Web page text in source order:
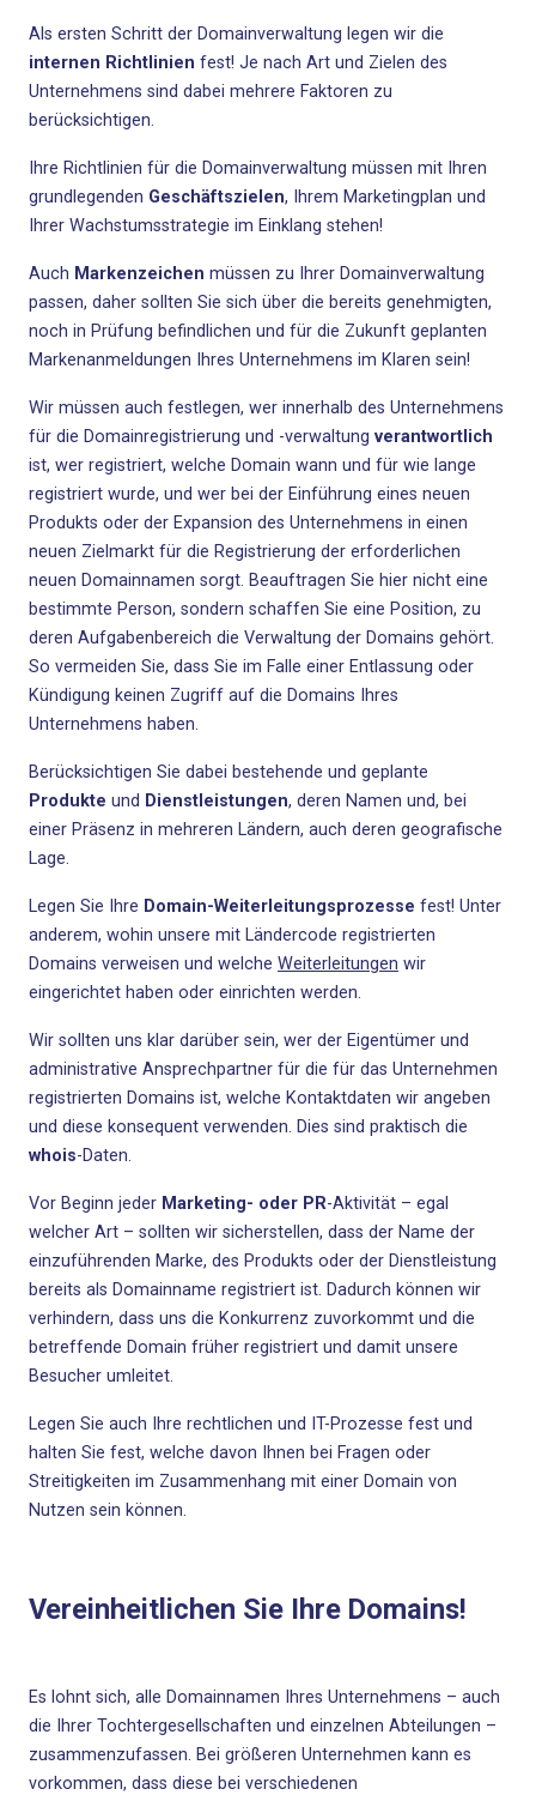
Als ersten Schritt der Domainverwaltung legen wir die
internen Richtlinien fest! Je nach Art und Zielen des
Unternehmens sind dabei mehrere Faktoren zu
berücksichtigen.
Ihre Richtlinien für die Domainverwaltung müssen mit Ihren
grundlegenden Geschäftszielen, Ihrem Marketingplan und
Ihrer Wachstumsstrategie im Einklang stehen!
Auch Markenzeichen müssen zu Ihrer Domainverwaltung
passen, daher sollten Sie sich über die bereits genehmigten,
noch in Prüfung befindlichen und für die Zukunft geplanten
Markenanmeldungen Ihres Unternehmens im Klaren sein!
Wir müssen auch festlegen, wer innerhalb des Unternehmens
für die Domainregistrierung und -verwaltung verantwortlich
ist, wer registriert, welche Domain wann und für wie lange
registriert wurde, und wer bei der Einführung eines neuen
Produkts oder der Expansion des Unternehmens in einen
neuen Zielmarkt für die Registrierung der erforderlichen
neuen Domainnamen sorgt. Beauftragen Sie hier nicht eine
bestimmte Person, sondern schaffen Sie eine Position, zu
deren Aufgabenbereich die Verwaltung der Domains gehört.
So vermeiden Sie, dass Sie im Falle einer Entlassung oder
Kündigung keinen Zugriff auf die Domains Ihres
Unternehmens haben.
Berücksichtigen Sie dabei bestehende und geplante
Produkte und Dienstleistungen, deren Namen und, bei
einer Präsenz in mehreren Ländern, auch deren geografische
Lage.
Legen Sie Ihre Domain-Weiterleitungsprozesse fest! Unter
anderem, wohin unsere mit Ländercode registrierten
Domains verweisen und welche Weiterleitungen wir
eingerichtet haben oder einrichten werden.
Wir sollten uns klar darüber sein, wer der Eigentümer und
administrative Ansprechpartner für die für das Unternehmen
registrierten Domains ist, welche Kontaktdaten wir angeben
und diese konsequent verwenden. Dies sind praktisch die
whois-Daten.
Vor Beginn jeder Marketing- oder PR-Aktivität – egal
welcher Art – sollten wir sicherstellen, dass der Name der
einzuführenden Marke, des Produkts oder der Dienstleistung
bereits als Domainname registriert ist. Dadurch können wir
verhindern, dass uns die Konkurrenz zuvorkommt und die
betreffende Domain früher registriert und damit unsere
Besucher umleitet.
Legen Sie auch Ihre rechtlichen und IT-Prozesse fest und
halten Sie fest, welche davon Ihnen bei Fragen oder
Streitigkeiten im Zusammenhang mit einer Domain von
Nutzen sein können.
Vereinheitlichen Sie Ihre Domains!
Es lohnt sich, alle Domainnamen Ihres Unternehmens – auch
die Ihrer Tochtergesellschaften und einzelnen Abteilungen –
zusammenzufassen. Bei größeren Unternehmen kann es
vorkommen, dass diese bei verschiedenen